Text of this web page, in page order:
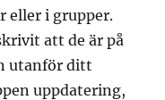
eller i grupper.
att de är på
utanför ditt
uppdatering,